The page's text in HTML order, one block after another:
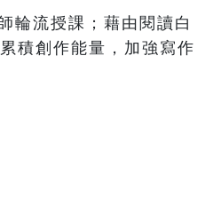
輪流授課；藉由閱讀白
積創作能量，加強寫作